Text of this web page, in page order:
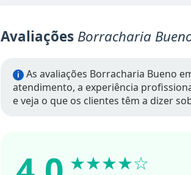
Avaliações Borracharia
i
As avaliações Borracharia Bueno
atendimento, a experiência
e veja o que os clientes têm a dizer
★★★★☆